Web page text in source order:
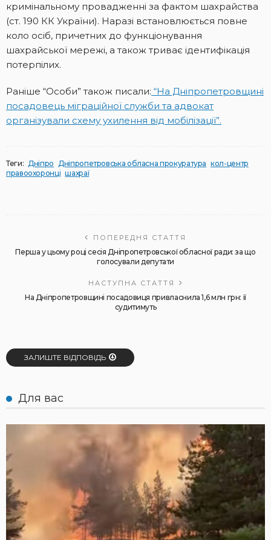
кримінальному провадженні за фактом шахрайства
(ст. 190 КК України). Наразі встановлюється повне
коло осіб, причетних до функціонування
шахрайської мережі, а також триває ідентифікація
потерпілих.
Раніше “Особи” також писали: “На Дніпропетровщині
посадовець міграційної служби та адвокат
організували схему ухилення від мобілізації”.
Теги: Дніпро Дніпропетровська обласна прокуратура кол-центр
правоохоронці шахраї
ПОПЕРЕДНЯ СТАТТЯ
Перша у цьому році сесія Дніпропетровської обласної ради: за що
голосували депутати
НАСТУПНА СТАТТЯ
На Дніпропетровщині посадовиця привласнила 1,6 млн грн: її
судитимуть
ЗАЛИШТЕ ВІДПОВІДЬ
Для вас